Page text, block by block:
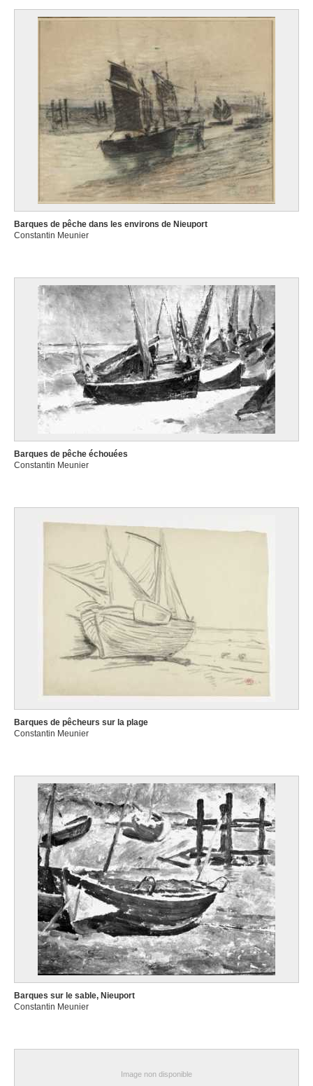
Barques de pêche dans les environs de Nieuport
Constantin Meunier
Barques de pêche échouées
Constantin Meunier
Barques de pêcheurs sur la plage
Constantin Meunier
Barques sur le sable, Nieuport
Constantin Meunier
Image non disponible